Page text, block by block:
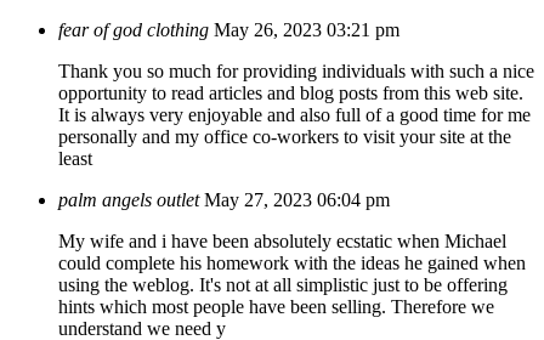
fear of god clothing May 26, 2023 03:21 pm
Thank you so much for providing individuals with such a nice
opportunity to read articles and blog posts from this web site.
It is always very enjoyable and also full of a good time for me
personally and my office co-workers to visit your site at the
least
palm angels outlet May 27, 2023 06:04 pm
My wife and i have been absolutely ecstatic when Michael
could complete his homework with the ideas he gained when
using the weblog. It's not at all simplistic just to be offering
hints which most people have been selling. Therefore we
understand we need y